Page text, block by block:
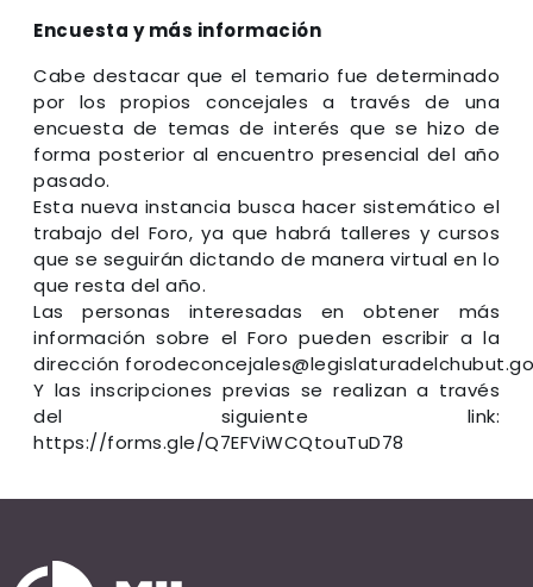
Encuesta y más información
Cabe destacar que el temario fue determinado
por los propios concejales a través de una
encuesta de temas de interés que se hizo de
forma posterior al encuentro presencial del año
pasado.
Esta nueva instancia busca hacer sistemático el
trabajo del Foro, ya que habrá talleres y cursos
que se seguirán dictando de manera virtual en lo
que resta del año.
Las personas interesadas en obtener más
información sobre el Foro pueden escribir a la
dirección
Y las inscripciones previas se realizan a través
del siguiente link:
https://forms.gle/Q7EFViWCQtouTuD78